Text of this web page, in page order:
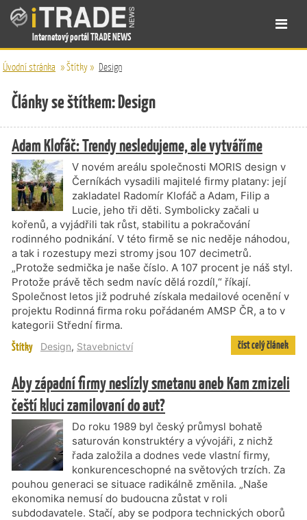
Internetový portál TRADE NEWS
Úvodní stránka »Štítky» Design
Články se štítkem: Design
Adam Klofáč: Trendy nesledujeme, ale vytváříme
V novém areálu společnosti MORIS design v
Černíkách vysadili majitelé firmy platany: její
zakladatel Radomír Klofáč a Adam, Filip a
Lucie, jeho tři děti. Symbolicky začali u
kořenů, a vyjádřili tak růst, stabilitu a pokračování
rodinného podnikání. V této firmě se nic neděje náhodou,
a tak i rozestupy mezi stromy jsou 107 decimetrů.
„Protože sedmička je naše číslo. A 107 procent je náš styl.
Protože právě těch sedm navíc dělá rozdíl,“ říkají.
Společnost letos již podruhé získala medailové ocenění v
projektu Rodinná firma roku pořádaném AMSP ČR, a to v
kategorii Střední firma.
Štítky Design, Stavebnictví číst celý článek
Aby západní firmy neslízly smetanu aneb Kam zmizeli
čeští kluci zamilovaní do aut?
Do roku 1989 byl český průmysl bohatě
saturován konstruktéry a vývojáři, z nichž
řada založila a dodnes vede vlastní firmy,
konkurenceschopné na světových trzích. Za
pouhou generaci se situace radikálně změnila. „Naše
ekonomika nemusí do budoucna zůstat v roli
subdodavatele. Stačí, aby se podpora technických oborů